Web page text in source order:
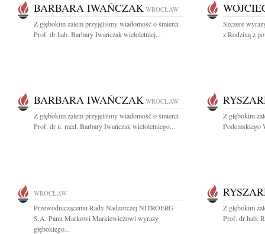
BARBARA IWAŃCZAK WROCŁAW
Z głębokim żalem przyjęliśmy wiadomość o śmierci
Prof. dr hab. Barbary Iwańczak wieloletniej...
Szczere
z Rodziną z
BARBARA IWAŃCZAK WROCŁAW
Z głębokim żalem przyjęliśmy wiadomość o śmierci
Prof. dr n. med. Barbary Iwańczak wieloletniego...
Z głębokim
Podemskiego
WROCŁAW
Przewodniczącemu Rady Nadzorczej NITROERG
S.A. Panu Markowi Markiewiczowi wyrazy
głębokiego...
Z głębokim
Prof. dr hab.